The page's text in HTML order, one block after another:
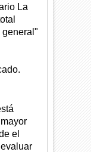
La
general"
el